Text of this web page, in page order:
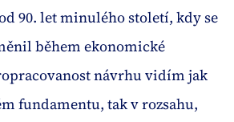
90. let minulého století, kdy se
během ekonomické
návrhu vidím jak
fundamentu, tak v rozsahu,